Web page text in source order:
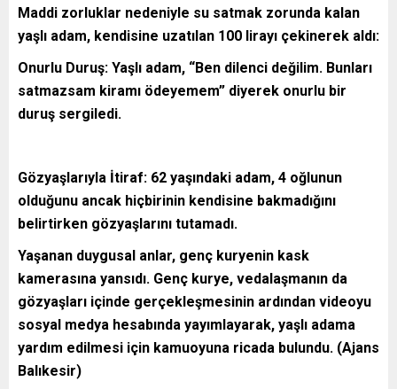
Maddi zorluklar nedeniyle su satmak zorunda kalan
yaşlı adam, kendisine uzatılan 100 lirayı çekinerek aldı:
Onurlu Duruş: Yaşlı adam, “Ben dilenci değilim. Bunları
satmazsam kiramı ödeyemem” diyerek onurlu bir
duruş sergiledi.
Gözyaşlarıyla İtiraf: 62 yaşındaki adam, 4 oğlunun
olduğunu ancak hiçbirinin kendisine bakmadığını
belirtirken gözyaşlarını tutamadı.
Yaşanan duygusal anlar, genç kuryenin kask
kamerasına yansıdı. Genç kurye, vedalaşmanın da
gözyaşları içinde gerçekleşmesinin ardından videoyu
sosyal medya hesabında yayımlayarak, yaşlı adama
yardım edilmesi için kamuoyuna ricada bulundu. (Ajans
Balıkesir)